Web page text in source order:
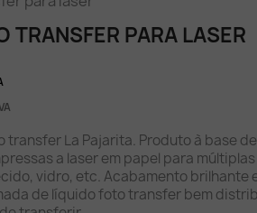
TRANSFER PARA LASER
transfer La Pajarita. Produto à base
a laser em papel para
vidro, etc. Acabamento brilhante
de líquido foto transfer bem